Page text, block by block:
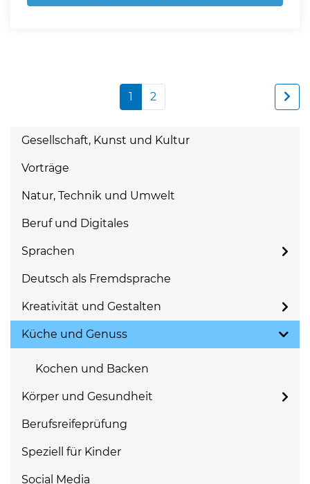
1 2
Gesellschaft, Kunst und Kultur
Vorträge
Natur, Technik und Umwelt
Beruf und Digitales
Sprachen
Deutsch als Fremdsprache
Kreativität und Gestalten
Küche und Genuss
Kochen und Backen
Körper und Gesundheit
Berufsreifeprüfung
Speziell für Kinder
Social Media